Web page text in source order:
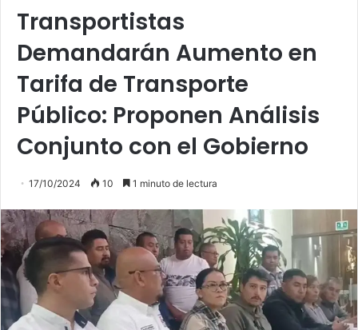
Transportistas
Demandarán Aumento en
Tarifa de Transporte
Público: Proponen Análisis
Conjunto con el Gobierno
17/10/2024 10 1 minuto de lectura